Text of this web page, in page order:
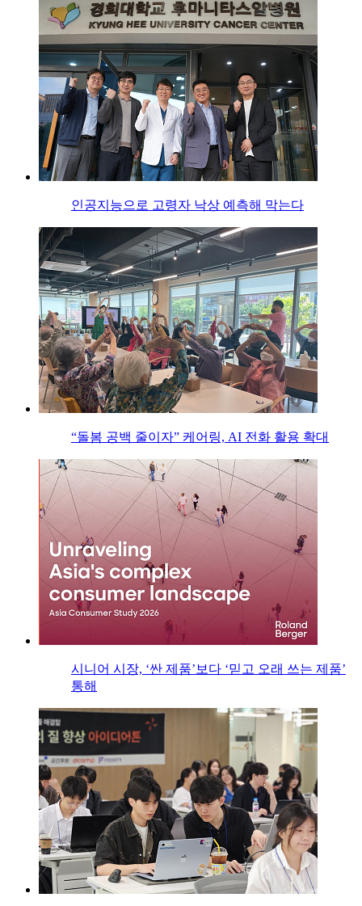
인공지능으로 고령자 낙상 예측해 막는다
“돌봄 공백 줄이자” 케어링, AI 전화 활용 확대
시니어 시장, ‘싼 제품’보다 ‘믿고 오래 쓰는 제품’
통해